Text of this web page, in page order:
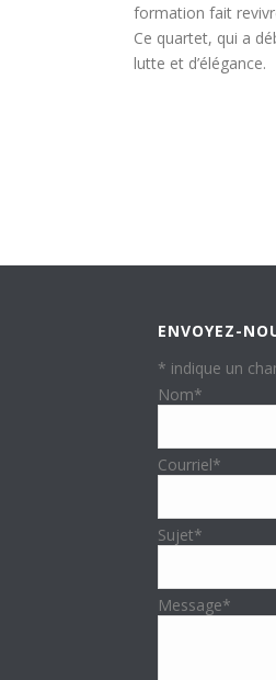
formation fait
Ce quartet, qui a
lutte et d’élégance.
ENVOYEZ-
* indique un
Nom*
Courriel*
Sujet*
Message*